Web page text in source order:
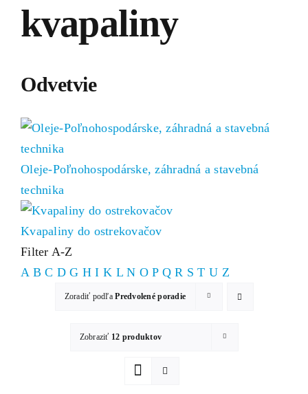
kvapaliny
Odvetvie
Oleje-Poľnohospodárske, záhradná a stavebná
technika
Kvapaliny do ostrekovačov
Filter A-Z
A B C D G H I K L N O P Q R S T U Z
Zoradiť podľaPredvolené poradie
Zobraziť 12 produktov